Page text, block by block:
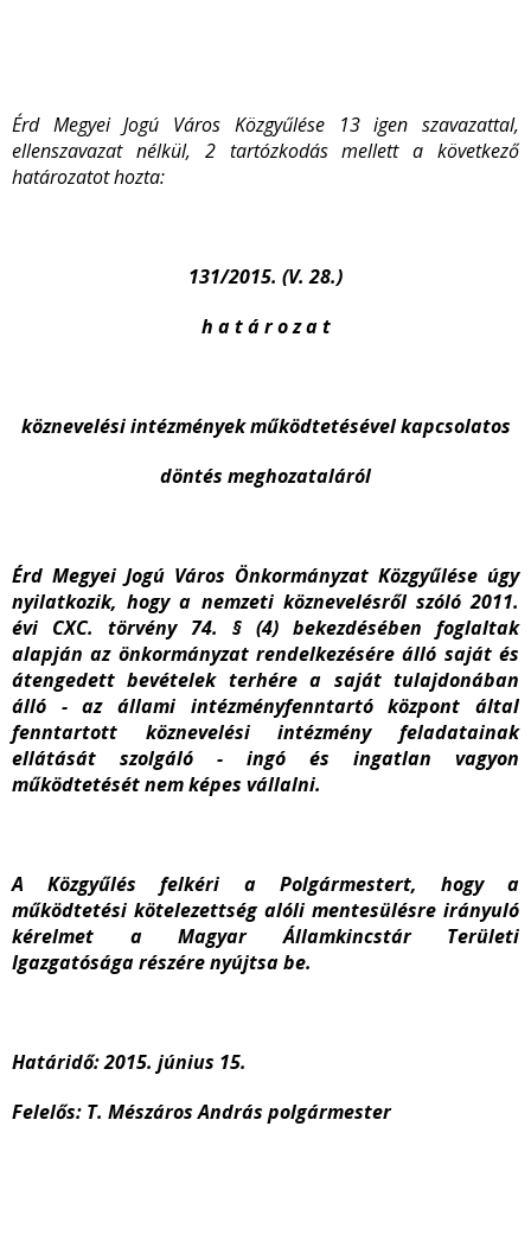
Érd Megyei Jogú Város Közgyűlése 13 igen szavazattal,
ellenszavazat nélkül, 2 tartózkodás mellett a következő
határozatot hozta:
131/2015. (V. 28.)
h a t á r o z a t
köznevelési intézmények működtetésével kapcsolatos
döntés meghozataláról
Érd Megyei Jogú Város Önkormányzat Közgyűlése úgy
nyilatkozik, hogy a nemzeti köznevelésről szóló 2011.
évi CXC. törvény 74. § (4) bekezdésében foglaltak
alapján az önkormányzat rendelkezésére álló saját és
átengedett bevételek terhére a saját tulajdonában
álló - az állami intézményfenntartó központ által
fenntartott köznevelési intézmény feladatainak
ellátását szolgáló - ingó és ingatlan vagyon
működtetését nem képes vállalni.
A Közgyűlés felkéri a Polgármestert, hogy a
működtetési kötelezettség alóli mentesülésre irányuló
kérelmet a Magyar Államkincstár Területi
Igazgatósága részére nyújtsa be.
Határidő: 2015. június 15.
Felelős: T. Mészáros András polgármester